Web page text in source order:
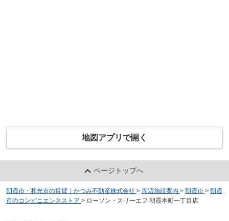
地図アプリで開く
ページトップへ
朝霞市・和光市の賃貸｜かつみ不動産株式会社 > 周辺施設案内 > 朝霞市 > 朝霞
市のコンビニエンスストア > ローソン・スリーエフ 朝霞本町一丁目店